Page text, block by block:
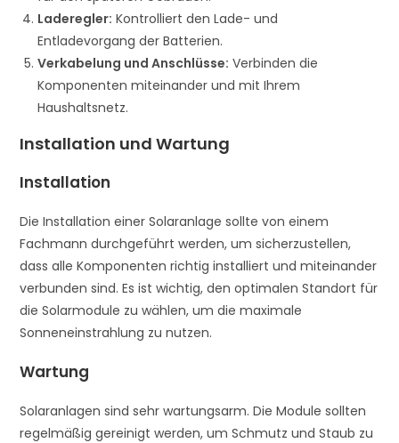
Laderegler: Kontrolliert den Lade- und
Entladevorgang der Batterien.
Verkabelung und Anschlüsse: Verbinden die
Komponenten miteinander und mit Ihrem
Haushaltsnetz.
Installation und Wartung
Installation
Die Installation einer Solaranlage sollte von einem
Fachmann durchgeführt werden, um sicherzustellen,
dass alle Komponenten richtig installiert und miteinander
verbunden sind. Es ist wichtig, den optimalen Standort für
die Solarmodule zu wählen, um die maximale
Sonneneinstrahlung zu nutzen.
Wartung
Solaranlagen sind sehr wartungsarm. Die Module sollten
regelmäßig gereinigt werden, um Schmutz und Staub zu